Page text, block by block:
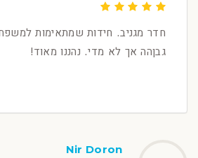
חדר מגניב. חידות שמתאימות
גבןהה אך לא מדי. נהננו מאוד!
Nir Doron